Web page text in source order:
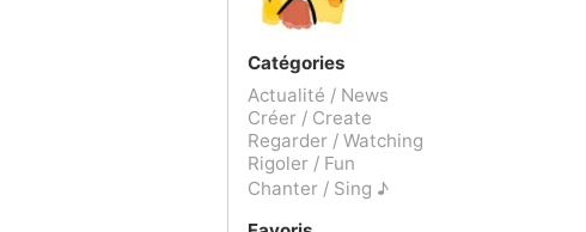
Catégories
Actualité / News
Créer / Create
Regarder / Watching
Rigoler / Fun
Chanter / Sing ♪